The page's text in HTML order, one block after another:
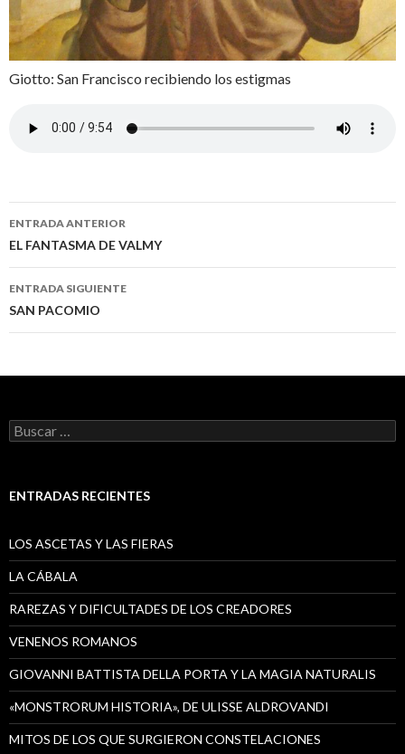
Giotto: San Francisco recibiendo los estigmas
Ir
a
la
entrada
ENTRADA ANTERIOR
EL FANTASMA DE VALMY
ENTRADA SIGUIENTE
SAN PACOMIO
Buscar:
ENTRADAS RECIENTES
LOS ASCETAS Y LAS FIERAS
LA CÁBALA
RAREZAS Y DIFICULTADES DE LOS CREADORES
VENENOS ROMANOS
GIOVANNI BATTISTA DELLA PORTA Y LA MAGIA NATURALIS
«MONSTRORUM HISTORIA», DE ULISSE ALDROVANDI
MITOS DE LOS QUE SURGIERON CONSTELACIONES